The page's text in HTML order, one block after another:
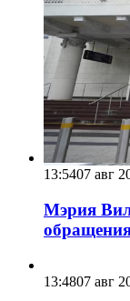
13:5407 авг
Мэрия
13:4807 авг